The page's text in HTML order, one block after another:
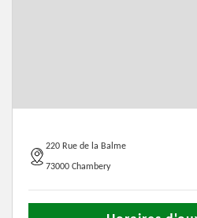
220 Rue de la Balme
73000 Chambery